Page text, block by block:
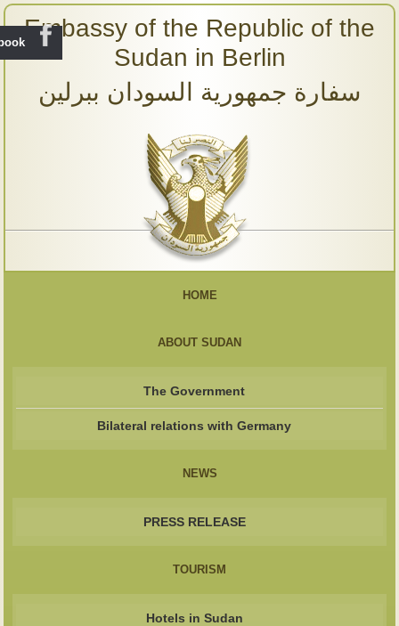
Embassy of the Republic of the
Sudan in Berlin
سفارة جمهورية السودان ببرلين
HOME
ABOUT SUDAN
The Government
Bilateral relations with Germany
NEWS
PRESS RELEASE
TOURISM
Hotels in Sudan